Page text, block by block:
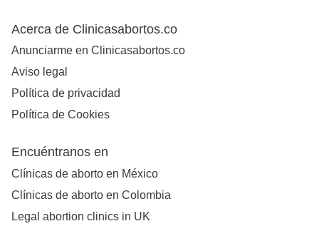
Acerca de Clinicasabortos.co
Anunciarme en Clinicasabortos.co
Aviso legal
Política de privacidad
Política de Cookies
Encuéntranos en
Clínicas de aborto en México
Clínicas de aborto en Colombia
Legal abortion clinics in UK